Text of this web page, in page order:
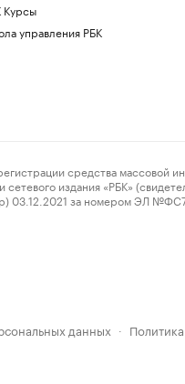
Курсы
управления РБК
средства массовой
издания «РБК»
03.12.2021 за номером ЭЛ
данных ·